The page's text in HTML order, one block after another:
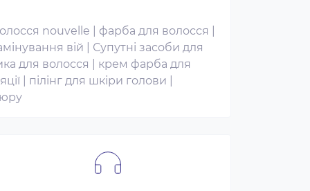
nouvelle фарба для волосся
вій
Супутні засоби для
для волосся
крем фарба для
пілінг для шкіри голови